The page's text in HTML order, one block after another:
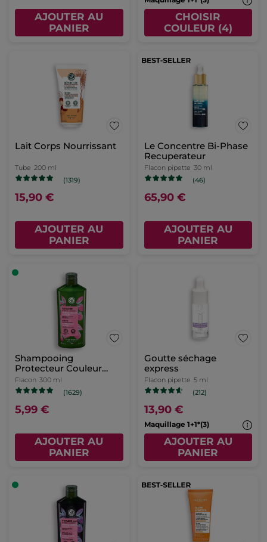
AJOUTER AU
PANIER
CHOISIR
COULEUR (4)
Lait Corps Nourrissant
Tube 200 ml
(1319)
15,90 €
AJOUTER AU
PANIER
Le Concentre Bi-Phase
Recuperateur
Flacon pipette 30 ml
(46)
65,90 €
AJOUTER AU
PANIER
Shampooing
Protecteur Couleur
Sans Sulfate
Flacon 300 ml
(1629)
5,99 €
AJOUTER AU
PANIER
Goutte séchage
express
Flacon pipette 5 ml
(212)
13,90 €
Maquillage 1+1*(3)
AJOUTER AU
PANIER